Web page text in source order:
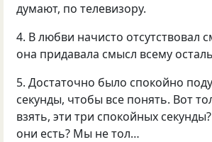
думают, по телевизору.
4. В любви начисто отсутствовал
она придавала смысл всему
5. Достаточно было спокойно
секунды, чтобы все понять. Вот
взять, эти три спокойных
они есть? Мы не тол…